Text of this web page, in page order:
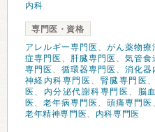
内科
専門医・資格
アレルギー専門医 、 がん薬物療
症専門医 、 肝臓専門医 、 気管食
専門医 、 循環器専門医 、 消化器
神経内科専門医 、 腎臓専門医
医 、 内分泌代謝科専門医 、 脳
医 、 老年病専門医 、 頭痛専門医
老年精神専門医、 内科専門医